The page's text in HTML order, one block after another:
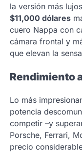
la versión más
$11,000 dólares
cuero Nappa con
cámara frontal y
que elevan la
Rendimiento
Lo más
potencia
competir –y
Porsche, Ferrari,
precio